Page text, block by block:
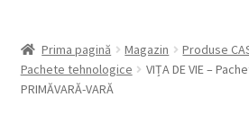
Semințe
Prima pagină Magazin Produse
Pachete tehnologice
VIȚA DE VIE –
PRIMĂVARĂ-VARĂ